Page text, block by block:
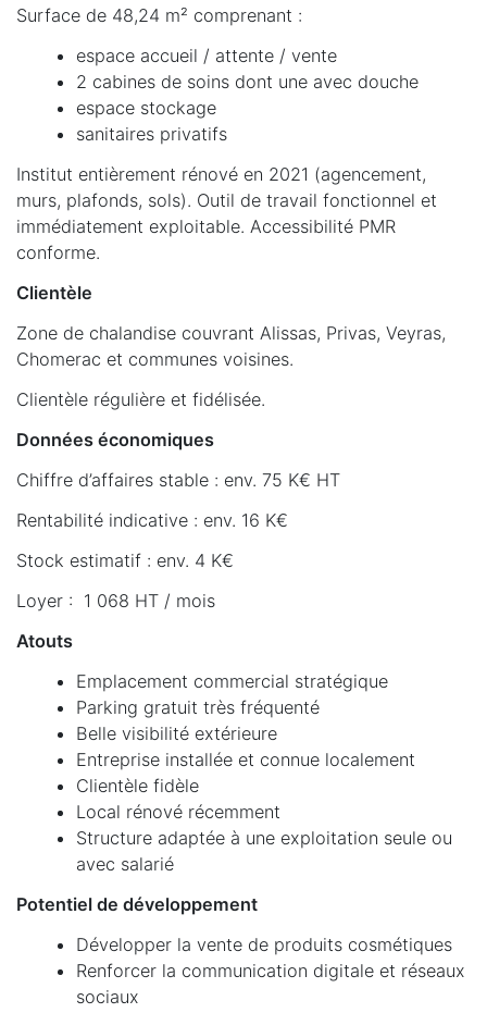
Surface de 48,24 m² comprenant :
espace accueil / attente / vente
2 cabines de soins dont une avec douche
espace stockage
sanitaires privatifs
Institut entièrement rénové en 2021 (agencement,
murs, plafonds, sols). Outil de travail fonctionnel et
immédiatement exploitable. Accessibilité PMR
conforme.
Clientèle
Zone de chalandise couvrant Alissas, Privas, Veyras,
Chomerac et communes voisines.
Clientèle régulière et fidélisée.
Données économiques
Chiffre d’affaires stable : env. 75 K€ HT
Rentabilité indicative : env. 16 K€
Stock estimatif : env. 4 K€
Loyer : 1 068 HT / mois
Atouts
Emplacement commercial stratégique
Parking gratuit très fréquenté
Belle visibilité extérieure
Entreprise installée et connue localement
Clientèle fidèle
Local rénové récemment
Structure adaptée à une exploitation seule ou
avec salarié
Potentiel de développement
Développer la vente de produits cosmétiques
Renforcer la communication digitale et réseaux
sociaux